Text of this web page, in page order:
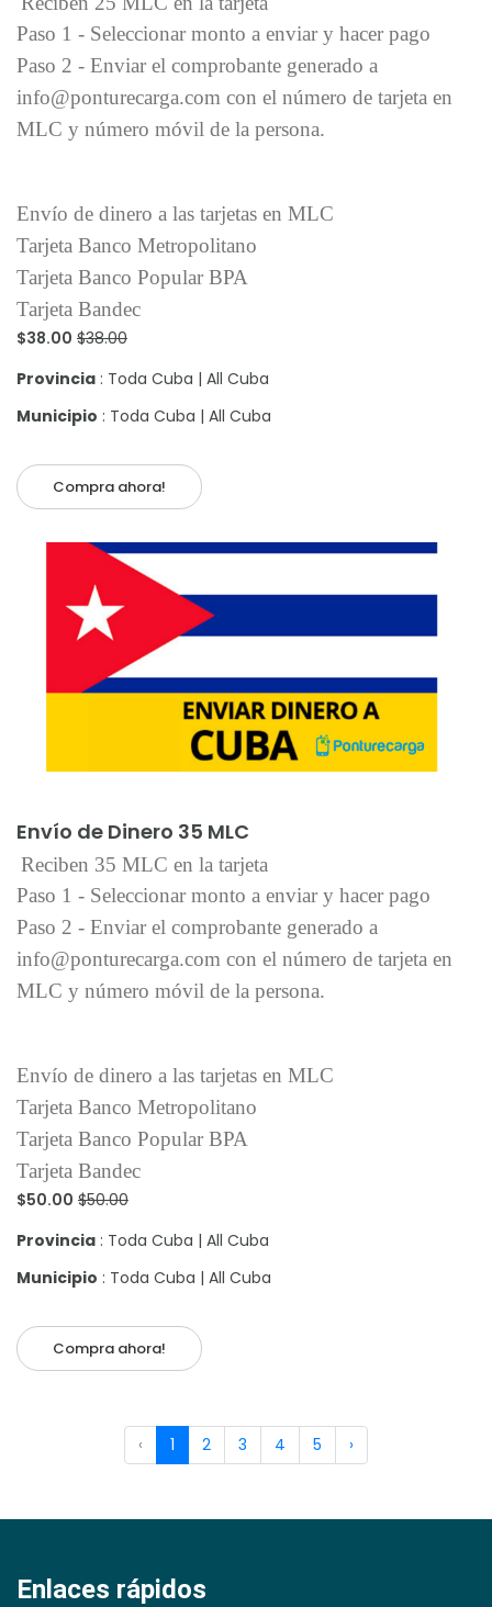
Paso 1 - Seleccionar monto a enviar y hacer pago
Paso 2 - Enviar el comprobante generado a
info@ponturecarga.com con el número de tarjeta en
MLC y número móvil de la persona.
Envío de dinero a las tarjetas en MLC
Tarjeta Banco Metropolitano
Tarjeta Banco Popular BPA
Tarjeta Bandec
$38.00 $38.00
Provincia : Toda Cuba | All Cuba
Municipio : Toda Cuba | All Cuba
Compra ahora!
Envío de Dinero 35 MLC
Reciben 35 MLC en la tarjeta
Paso 1 - Seleccionar monto a enviar y hacer pago
Paso 2 - Enviar el comprobante generado a
info@ponturecarga.com con el número de tarjeta en
MLC y número móvil de la persona.
Envío de dinero a las tarjetas en MLC
Tarjeta Banco Metropolitano
Tarjeta Banco Popular BPA
Tarjeta Bandec
$50.00 $50.00
Provincia : Toda Cuba | All Cuba
Municipio : Toda Cuba | All Cuba
Compra ahora!
‹ 1 2 3 4 5 ›
Enlaces rápidos